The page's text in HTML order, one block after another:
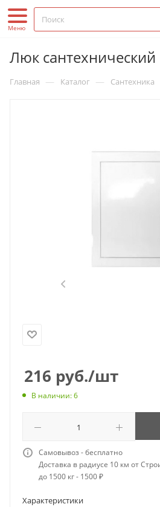
Люк сантехнический
Главная — Каталог — Сантехника
216 руб./шт
В наличии: 6
Самовывоз - бесплатно
Доставка в радиусе 10 км от
до 1500 кг - 1500 ₽
Характеристики